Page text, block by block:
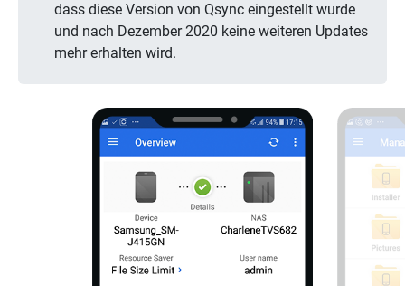
dass diese Version von Qsync eingestellt wurde
und nach Dezember 2020 keine weiteren Updates
mehr erhalten wird.